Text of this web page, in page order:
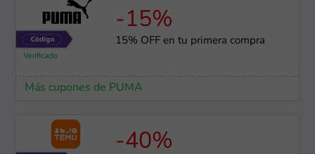
-15%
15% OFF en tu primera compra
Más cupones de PUMA
-40%